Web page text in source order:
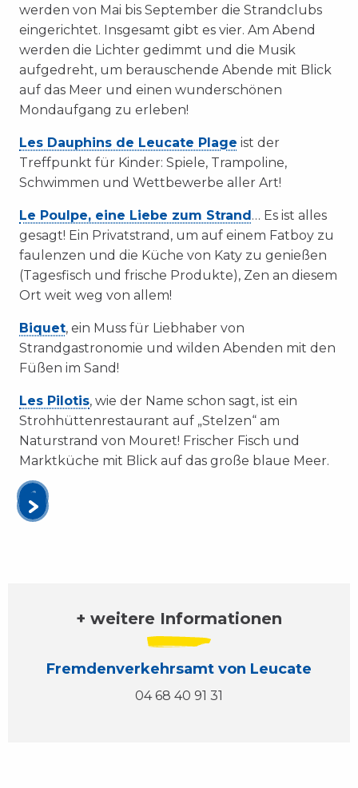
werden von Mai bis September die Strandclubs
eingerichtet. Insgesamt gibt es vier. Am Abend
werden die Lichter gedimmt und die Musik
aufgedreht, um berauschende Abende mit Blick
auf das Meer und einen wunderschönen
Mondaufgang zu erleben!
Les Dauphins de Leucate Plage ist der
Treffpunkt für Kinder: Spiele, Trampoline,
Schwimmen und Wettbewerbe aller Art!
Le Poulpe, eine Liebe zum Strand… Es ist alles
gesagt! Ein Privatstrand, um auf einem Fatboy zu
faulenzen und die Küche von Katy zu genießen
(Tagesfisch und frische Produkte), Zen an diesem
Ort weit weg von allem!
Biquet, ein Muss für Liebhaber von
Strandgastronomie und wilden Abenden mit den
Füßen im Sand!
Les Pilotis, wie der Name schon sagt, ist ein
Strohhüttenrestaurant auf „Stelzen“ am
Naturstrand von Mouret! Frischer Fisch und
Marktküche mit Blick auf das große blaue Meer.
+ weitere Informationen
Fremdenverkehrsamt von Leucate
04 68 40 91 31